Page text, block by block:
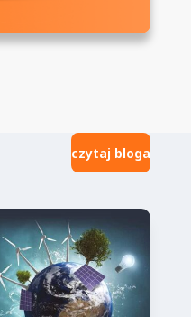
czytaj bloga